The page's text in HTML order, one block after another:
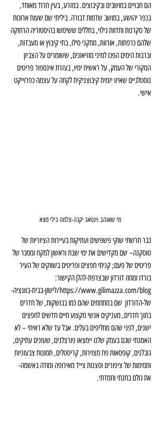
הם חבויים במושבים ובקיבוצים. במזרע, בעין חרוד מאוחד,
בכפר יהושע, במושב שדמות דבורה. ביליתי שם שעות ארוכות
של סקרנות וחדוות גילוי, בחללים ששימשו בהיסטוריה הרחוקה
שלהם כרפתות, אורוות, מתקני סילו, בתי קיבוץ או מעבדות,
וברבות הימים הפכו למיני מוזיאונים, ששומרים על הצביון
המקורי של העמק, על ראשית ימיו, בעזרת אינספור פריטים
נוסטלגיים שאיזו יזמית קיבוצניקית לקחה על עצמה כפרוייקט
אישי.
מי שאוהב וינטאג יקנה-צלמה גילי מצא
כבר חרשתי שוקי פשפשים ועתיקות בעיירות הציוריות של
טוסקנה– שם מקדישים את ימי שבת וראשון למקח וממכר של
פריטים של פעם; קניתי חפצים ופריטים בשווקים של העיר
בורדו ומחוז דורדון שבצרפת-להלן הקישור:
https://www.gilimazza.com/blog/לישון-בבית-בוונציה-
של-הדורדון  שם במתחמים שהם כמו בבושקות, של חדרים
בתוך חדרים, מעניקים אנשי מקצוע חיים חדשים לחפצים
ישנים, לפני שהם מחליפים בעלים. אבל עד שלא ראיתי – לא
האמנתי שגם בעמק שלנו יימצאו פורצלנים, שעונים עתיקים,
גובלנים, קופסאות פח מצוירות, קריסטלים, תמונות צבעוניות
ותמימות של ציפורים וסצנות צייד מאירופה ומודה באשמה-
את כולם בחנתי וחמדתי.